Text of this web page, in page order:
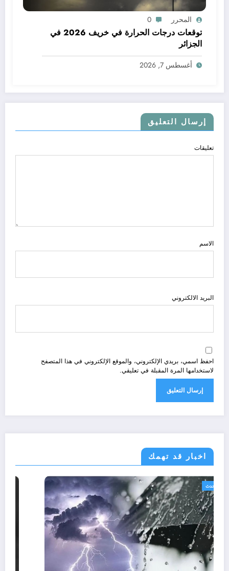
المحرر 0
توقعات درجات الحرارة في خريف 2026 في
الجزائر
أغسطس 7, 2026
إرسال التعليق
تعليقات
الاسم
البريد الالكتروني
احفظ اسمي، بريدي الإلكتروني، والموقع الإلكتروني في هذا المتصفح
لاستخدامها المرة المقبلة في تعليقي.
اخبار قد تهمك
الجزائر الحدث